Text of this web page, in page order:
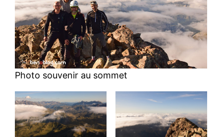
Photo souvenir au sommet